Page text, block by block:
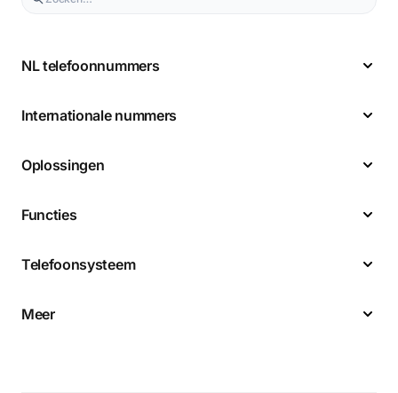
NL telefoonnummers
Internationale nummers
Oplossingen
Functies
Telefoonsysteem
Meer